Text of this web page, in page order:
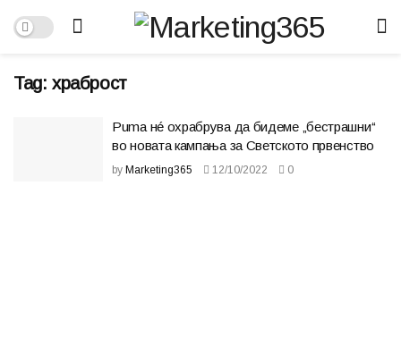
Tag: храброст
Puma нé охрабрува да бидеме „бестрашни“
во новата кампања за Светското првенство
by Marketing365 12/10/2022 0